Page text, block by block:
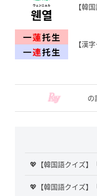
【韓
【漢
の
💖【韓国語クイズ】
💖【韓国語クイズ】